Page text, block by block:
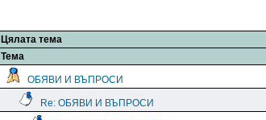
Цялата тема
Тема
ОБЯВИ И ВЪПРОСИ
Re: ОБЯВИ И ВЪПРОСИ